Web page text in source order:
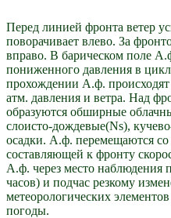
Перед линией фронта ветер
поворачивает влево. За
вправо. В барическом поле
пониженного давления в
прохождении А.ф.
атм. давления и ветра. Над
образуются обширные
слоисто-дождевые(Ns),
осадки. А.ф. перемещаются
составляющей к фронту
А.ф. через место наблюдения
часов) и подчас резкому
метеорологических
погоды.